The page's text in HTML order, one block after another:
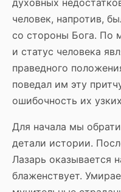
духовных
человек, напротив,
со стороны Бога. По
и статус человека
праведного
поведал им эту
ошибочность их
Для начала мы
детали истории.
Лазарь оказывается
блаженствует.